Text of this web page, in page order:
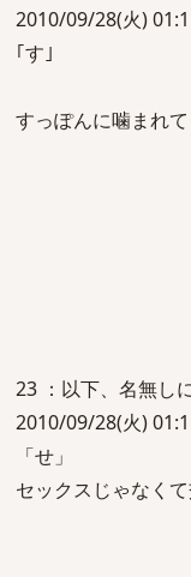
2010/09/28(火)
｢す｣
すっぽんに噛まれ
23 ：以下、名無し
2010/09/28(火)
「せ」
セックスじゃなく